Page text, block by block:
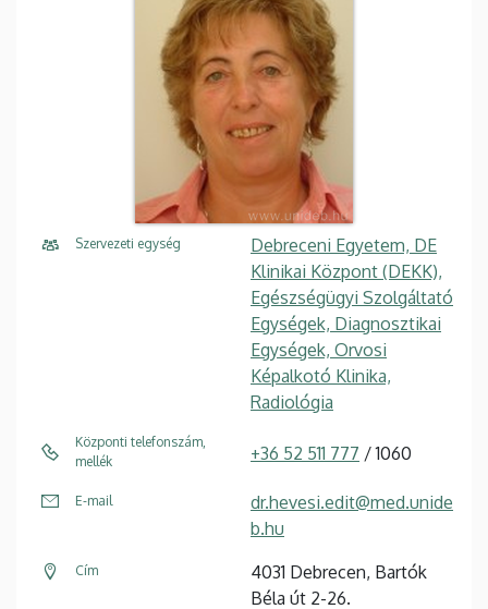
Szervezeti egység
Debreceni Egyetem, DE
Klinikai Központ (DEKK),
Egészségügyi Szolgáltató
Egységek, Diagnosztikai
Egységek, Orvosi
Képalkotó Klinika,
Radiológia
Központi telefonszám,
mellék
+36 52 511 777 / 1060
E-mail
dr.hevesi.edit@med.unide
b.hu
Cím
4031 Debrecen, Bartók
Béla út 2-26.